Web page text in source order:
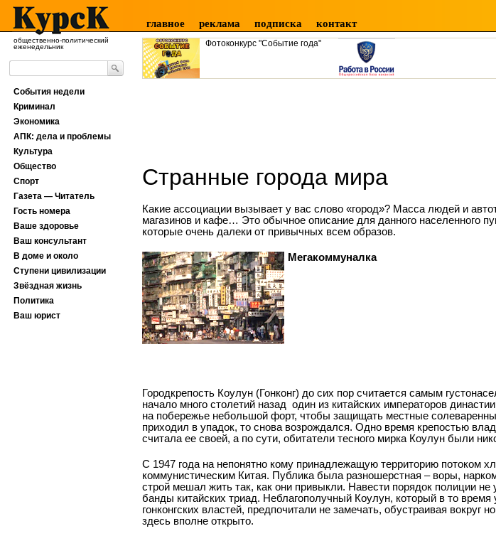
общественно-политический
еженедельник
главное реклама подписка контакт
Фотоконкурс "Событие года"
Странные города мира
Какие ассоциации вызывает у вас слово «город»? Масса людей и
магазинов и кафе… Это обычное описание для данного населенного
которые очень далеки от привычных всем образов.
Мега­коммуналка
Город­крепость Коулун (Гонконг) до сих пор считается самым
начало много столетий назад ­ один из китайских императоров
на побережье небольшой форт, чтобы защищать местные
приходил в упадок, то снова возрождался. Одно время крепостью
считала ее своей, а по сути, обитатели тесного мирка Коулун были
С 1947 года на непонятно кому принадлежащую территорию потоком
коммунистическим Китая. Публика была разношерстная – воры,
строй мешал жить так, как они привыкли. Навести порядок полиции
банды китайских триад. Неблагополучный Коулун, который в то
гонконгских властей, предпочитали не замечать, обустраивая
здесь вполне открыто.
События недели
Криминал
Экономика
АПК: дела и проблемы
Культура
Общество
Спорт
Газета — Читатель
Гость номера
Ваше здоровье
Ваш консультант
В доме и около
Ступени цивилизации
Звёздная жизнь
Политика
Ваш юрист